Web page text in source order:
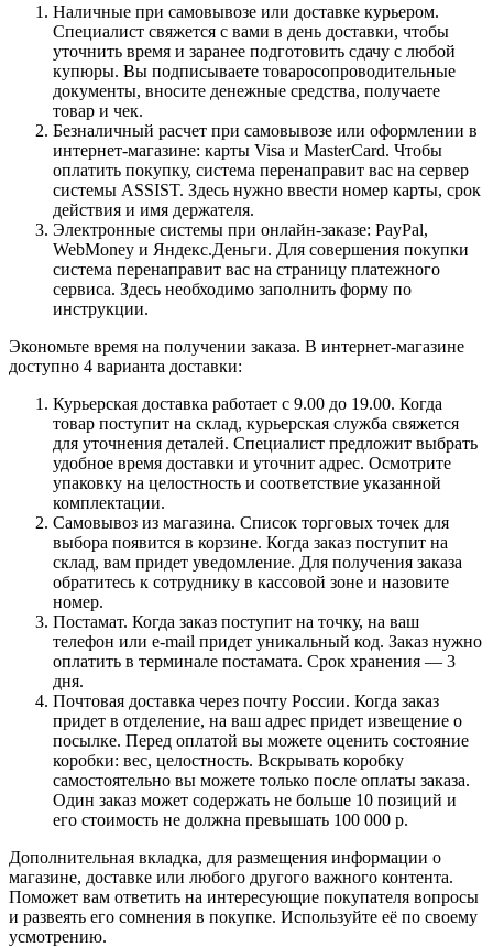
Наличные при самовывозе или доставке курьером.
Специалист свяжется с вами в день доставки, чтобы
уточнить время и заранее подготовить сдачу с любой
купюры. Вы подписываете товаросопроводительные
документы, вносите денежные средства, получаете
товар и чек.
Безналичный расчет при самовывозе или оформлении в
интернет-магазине: карты Visa и MasterCard. Чтобы
оплатить покупку, система перенаправит вас на сервер
системы ASSIST. Здесь нужно ввести номер карты, срок
действия и имя держателя.
Электронные системы при онлайн-заказе: PayPal,
WebMoney и Яндекс.Деньги. Для совершения покупки
система перенаправит вас на страницу платежного
сервиса. Здесь необходимо заполнить форму по
инструкции.
Экономьте время на получении заказа. В интернет-магазине
доступно 4 варианта доставки:
Курьерская доставка работает с 9.00 до 19.00. Когда
товар поступит на склад, курьерская служба свяжется
для уточнения деталей. Специалист предложит выбрать
удобное время доставки и уточнит адрес. Осмотрите
упаковку на целостность и соответствие указанной
комплектации.
Самовывоз из магазина. Список торговых точек для
выбора появится в корзине. Когда заказ поступит на
склад, вам придет уведомление. Для получения заказа
обратитесь к сотруднику в кассовой зоне и назовите
номер.
Постамат. Когда заказ поступит на точку, на ваш
телефон или e-mail придет уникальный код. Заказ нужно
оплатить в терминале постамата. Срок хранения — 3
дня.
Почтовая доставка через почту России. Когда заказ
придет в отделение, на ваш адрес придет извещение о
посылке. Перед оплатой вы можете оценить состояние
коробки: вес, целостность. Вскрывать коробку
самостоятельно вы можете только после оплаты заказа.
Один заказ может содержать не больше 10 позиций и
его стоимость не должна превышать 100 000 р.
Дополнительная вкладка, для размещения информации о
магазине, доставке или любого другого важного контента.
Поможет вам ответить на интересующие покупателя вопросы
и развеять его сомнения в покупке. Используйте её по своему
усмотрению.